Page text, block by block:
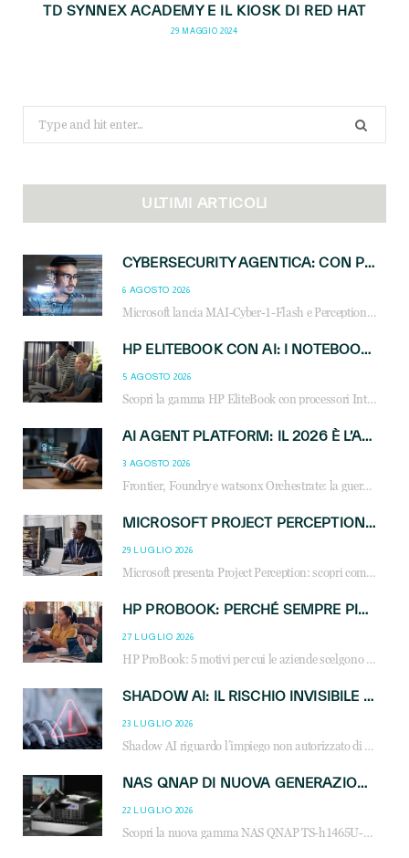
TD SYNNEX ACADEMY E IL KIOSK DI RED HAT
29 MAGGIO 2024
for:
ULTIMI ARTICOLI
CYBERSECURITY AGENTICA: CON PERCEPTION E MAI-CYBER-1-FLASH MICROSOFT APRE NUOVI SERVIZI PER IL CANALE
6 AGOSTO 2026
Microsoft lancia MAI-Cyber-1-Flash e Perception: cybersecurity agentica in preview dal 3 novembre. Cosa cambia per MSP, system integrator e reseller.
HP ELITEBOOK CON AI: I NOTEBOOK BUSINESS INTELLIGENTI CHE TRASFORMANO PRODUTTIVITÀ, SICUREZZA E LAVORO IBRIDO
5 AGOSTO 2026
Scopri la gamma HP EliteBook con processori Intel® Core™ Ultra e AMD Ryzen™ AI. Notebook business progettati per aumentare la produttività, migliorare la collaborazione e garantire sicurezza avanzata in ufficio e in mobilità.
AI AGENT PLATFORM: IL 2026 È L’ANNO DEL «SISTEMA OPERATIVO» PER GLI AGENTI AZIENDALI
3 AGOSTO 2026
Frontier, Foundry e watsonx Orchestrate: la guerra delle piattaforme AI agent ridisegna il mercato IT. Cosa cambia per reseller, MSP e system integrator.
MICROSOFT PROJECT PERCEPTION: COME GLI AGENTI AI CAMBIERANNO SOC, CYBERSECURITY E SERVIZI MSP
29 LUGLIO 2026
Microsoft presenta Project Perception: scopri come gli agenti AI possono trasformare cybersecurity, SOC e servizi gestiti degli MSP.
HP PROBOOK: PERCHÉ SEMPRE PIÙ AZIENDE SCELGONO NOTEBOOK PROGETTATI PER IL LAVORO MODERNO
27 LUGLIO 2026
HP ProBook: 5 motivi per cui le aziende scelgono i notebook business HP per migliorare produttività, sicurezza e gestione dell’AI.
SHADOW AI: IL RISCHIO INVISIBILE CHE LE AZIENDE POSSONO GOVERNARE
23 LUGLIO 2026
Shadow AI riguardo l’impiego non autorizzato di sistemi AI all’interno dell’azienda. E’ una pratica che si diffonde a partire dai dipendenti fino ai dirigenti e mette a repentaglio la cybersecurity, con costi più elevati per le organizzazioni. Due recenti report illustrano il fenomeno e forniscono dati in merito
NAS QNAP DI NUOVA GENERAZIONE: PIÙ PRESTAZIONI, SCALABILITÀ E PROTEZIONE DEI DATI PER LE INFRASTRUTTURE IT MODERNE
22 LUGLIO 2026
Scopri la nuova gamma NAS QNAP TS-h1465U-RP, TS-h1065eU e TS-h665U: storage aziendale con ZFS, DDR5, E1.S NVMe e connettività 2.5GbE per backup, virtualizzazione e cybersecurity.